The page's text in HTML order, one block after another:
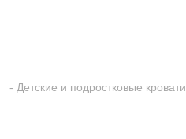
- Детские и подростковые